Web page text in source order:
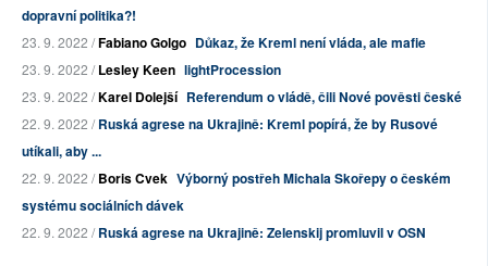
dopravní politika?!
23. 9. 2022 /Fabiano Golgo Důkaz, že Kreml není vláda, ale mafie
23. 9. 2022 /Lesley Keen lightProcession
23. 9. 2022 /Karel Dolejší Referendum o vládě, čili Nové pověsti české
22. 9. 2022 /Ruská agrese na Ukrajině: Kreml popírá, že by Rusové
utíkali, aby ...
22. 9. 2022 /Boris Cvek Výborný postřeh Michala Skořepy o českém
systému sociálních dávek
22. 9. 2022 /Ruská agrese na Ukrajině: Zelenskij promluvil v OSN